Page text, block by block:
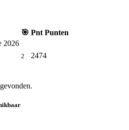
🎯 Pnt Punten
2 2474